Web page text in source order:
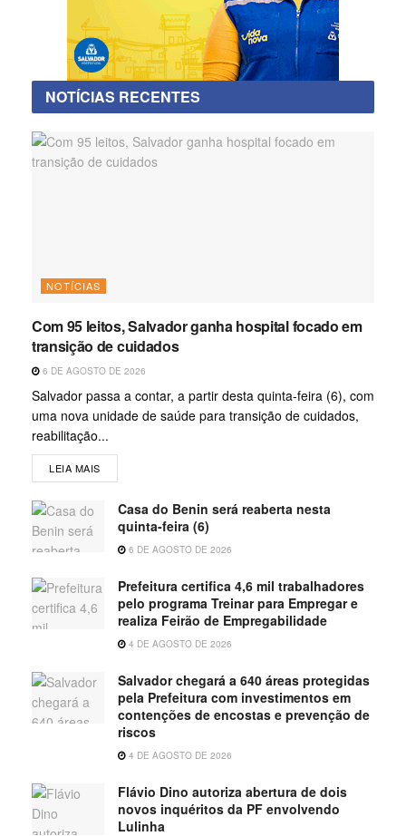
NOTÍCIAS RECENTES
NOTÍCIAS
Com 95 leitos, Salvador ganha hospital focado em
transição de cuidados
6 DE AGOSTO DE 2026
Salvador passa a contar, a partir desta quinta-feira (6), com
uma nova unidade de saúde para transição de cuidados,
reabilitação...
LEIA MAIS
Casa do Benin será reaberta nesta
quinta-feira (6)
6 DE AGOSTO DE 2026
Prefeitura certifica 4,6 mil trabalhadores
pelo programa Treinar para Empregar e
realiza Feirão de Empregabilidade
4 DE AGOSTO DE 2026
Salvador chegará a 640 áreas protegidas
pela Prefeitura com investimentos em
contenções de encostas e prevenção de
riscos
4 DE AGOSTO DE 2026
Flávio Dino autoriza abertura de dois
novos inquéritos da PF envolvendo
Lulinha